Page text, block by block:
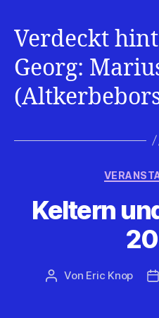
Verdeckt
Georg:
Keltern
Beitragsautor
Von Eric Knop